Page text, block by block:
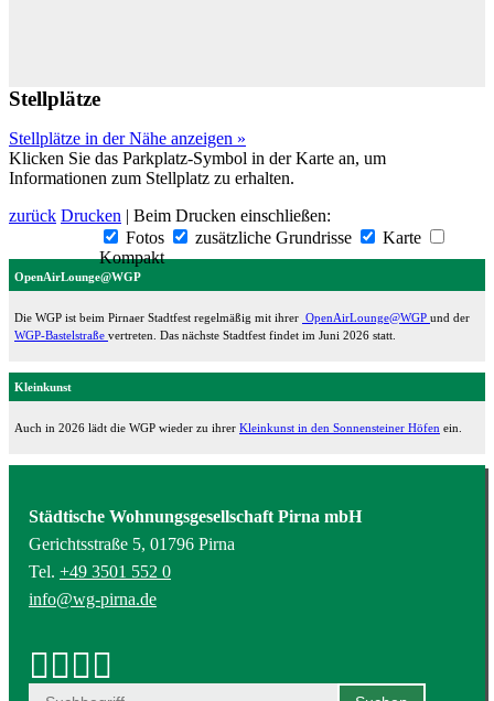
Stellplätze
Stellplätze in der Nähe anzeigen »
Klicken Sie das Parkplatz-Symbol in der Karte an, um
Informationen zum Stellplatz zu erhalten.
zurück Drucken | Beim Drucken einschließen:
Fotos
zusätzliche Grundrisse
Karte
Kompakt
OpenAirLounge@WGP
Die WGP ist beim Pirnaer Stadtfest regelmäßig mit ihrer OpenAirLounge@WGP und der
WGP-Bastelstraße vertreten. Das nächste Stadtfest findet im Juni 2026 statt.
Kleinkunst
Auch in 2026 lädt die WGP wieder zu ihrer Kleinkunst in den Sonnensteiner Höfen ein.
Städtische Wohnungsgesellschaft Pirna mbH
Gerichtsstraße 5, 01796 Pirna
Tel. +49 3501 552 0
info@wg-pirna.de